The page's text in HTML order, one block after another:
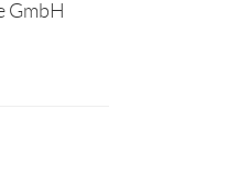
GmbH